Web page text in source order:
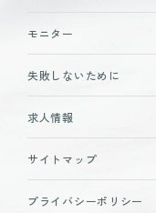
モニター
失敗しないために
求人情報
サイトマップ
プライバシーポリシー